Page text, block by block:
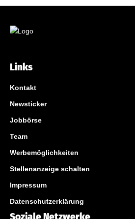
Links
Kontakt
Newsticker
Jobbörse
Team
Werbemöglichkeiten
Stellenanzeige schalten
Impressum
Datenschutzerklärung